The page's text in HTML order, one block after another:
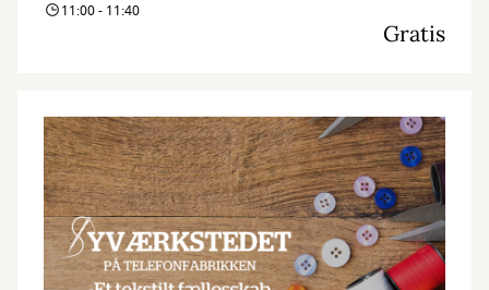
11:00 - 11:40
Gratis